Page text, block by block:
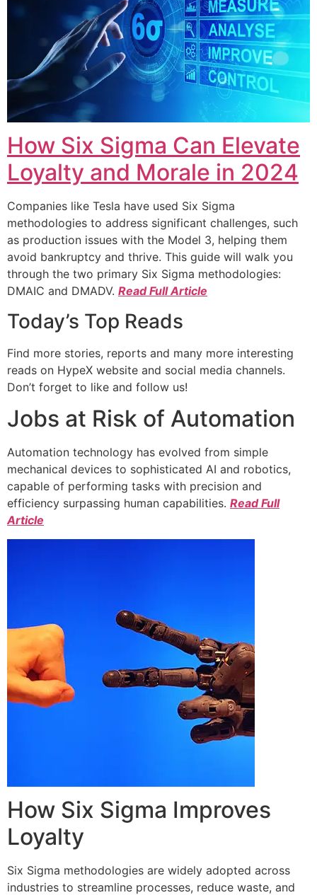
How Six Sigma Can Elevate
Loyalty and Morale in 2024
Companies like Tesla have used Six Sigma
methodologies to address significant challenges, such
as production issues with the Model 3, helping them
avoid bankruptcy and thrive. This guide will walk you
through the two primary Six Sigma methodologies:
DMAIC and DMADV. Read Full Article
Today’s Top Reads
Find more stories, reports and many more interesting
reads on HypeX website and social media channels.
Don’t forget to like and follow us!
Jobs at Risk of Automation
Automation technology has evolved from simple
mechanical devices to sophisticated AI and robotics,
capable of performing tasks with precision and
efficiency surpassing human capabilities. Read Full
Article
How Six Sigma Improves
Loyalty
Six Sigma methodologies are widely adopted across
industries to streamline processes, reduce waste, and